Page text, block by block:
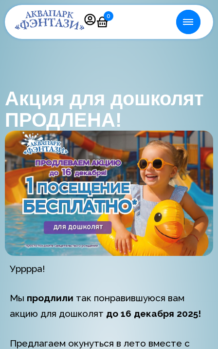
0
Акция для дошколят
ПРОДЛЕНА!
Урррра!
Мы продлили так понравившуюся вам
акцию для дошколят до 16 декабря 2025!
Предлагаем окунуться в лето вместе с